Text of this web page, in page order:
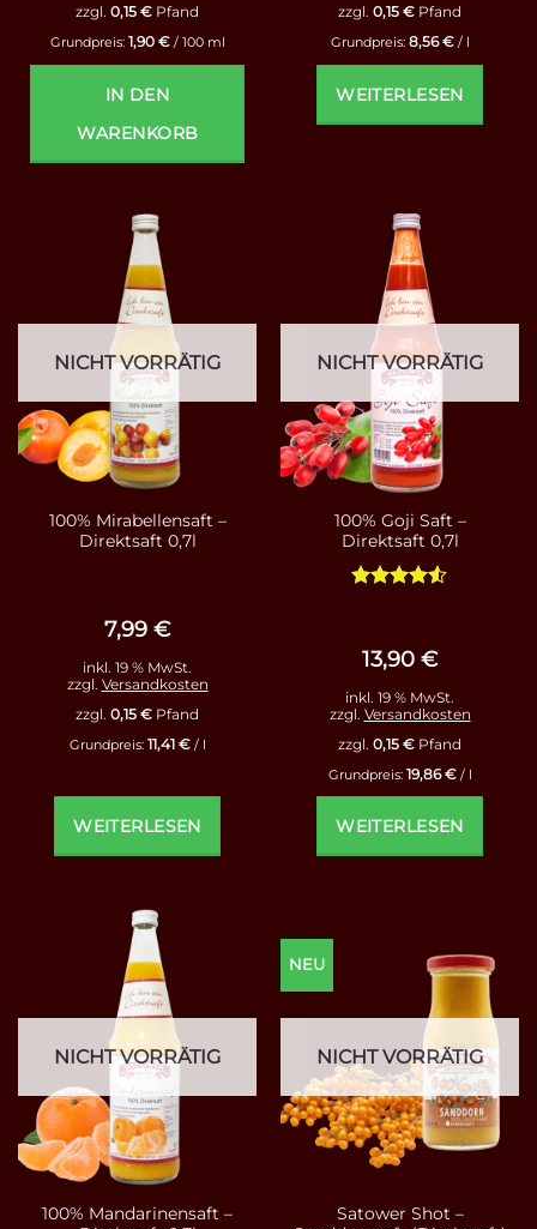
zzgl. 0,15 € Pfand
Grundpreis: 1,90 €/ 100 ml
IN DEN
WARENKORB
zzgl. 0,15 € Pfand
Grundpreis: 8,56€/ l
WEITERLESEN
NICHT VORRÄTIG
100% Mirabellensaft –
Direktsaft 0,7l
7,99 €
inkl. 19 % MwSt.
zzgl. Versandkosten
zzgl. 0,15 € Pfand
Grundpreis: 11,41 €/ l
WEITERLESEN
NICHT VORRÄTIG
100% Goji Saft –
Direktsaft 0,7l
13,90 €
inkl. 19 % MwSt.
zzgl. Versandkosten
zzgl. 0,15 € Pfand
Grundpreis: 19,86€/ l
WEITERLESEN
NICHT VORRÄTIG
100% Mandarinensaft –
NEU
NICHT VORRÄTIG
Satower Shot –